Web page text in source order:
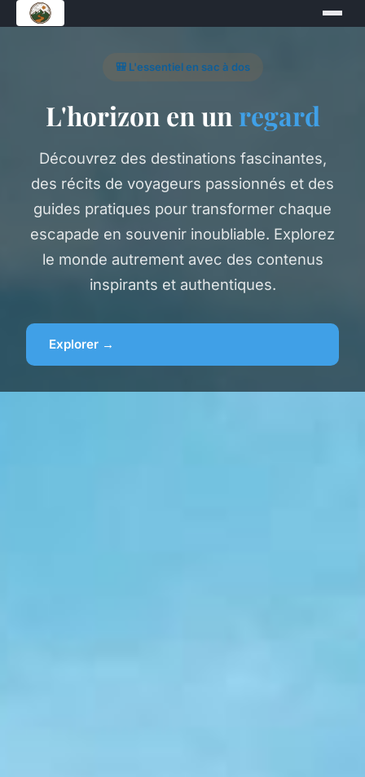
🎒 L'essentiel en sac à dos
L'horizon en un regard
Découvrez des destinations fascinantes,
des récits de voyageurs passionnés et des
guides pratiques pour transformer chaque
escapade en souvenir inoubliable. Explorez
le monde autrement avec des contenus
inspirants et authentiques.
Explorer →